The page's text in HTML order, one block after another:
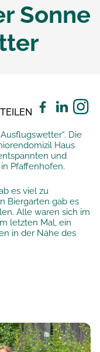
Sonne
TEILEN
Die
Haus
und
Pfaffenhofen.
es viel zu
Biergarten gab es
Alle waren sich im
letzten Mal, ein
in der Nähe des